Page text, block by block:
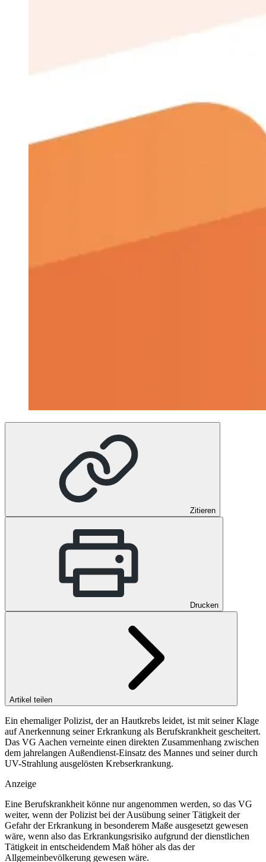
Zitieren
Drucken
Artikel teilen
Ein ehemaliger Polizist, der an Hautkrebs leidet, ist mit seiner Klage
auf Anerkennung seiner Erkrankung als Berufskrankheit gescheitert.
Das VG Aachen verneinte einen direkten Zusammenhang zwischen
dem jahrelangen Außendienst-Einsatz des Mannes und seiner durch
UV-Strahlung ausgelösten Krebserkrankung.
Anzeige
Eine Berufskrankheit könne nur angenommen werden, so das VG
weiter, wenn der Polizist bei der Ausübung seiner Tätigkeit der
Gefahr der Erkrankung in besonderem Maße ausgesetzt gewesen
wäre, wenn also das Erkrankungsrisiko aufgrund der dienstlichen
Tätigkeit in entscheidendem Maß höher als das der
Allgemeinbevölkerung gewesen wäre.